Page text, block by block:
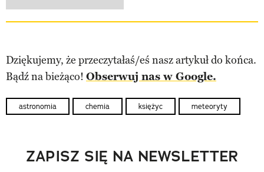
Dziękujemy, że przeczytałaś/eś nasz artykuł do końca.
Bądź na bieżąco! Obserwuj nas w Google.
astronomia chemia księżyc meteoryty
ZAPISZ SIĘ NA NEWSLETTER